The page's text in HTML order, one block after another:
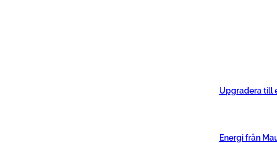
Upgradera till
Energi från